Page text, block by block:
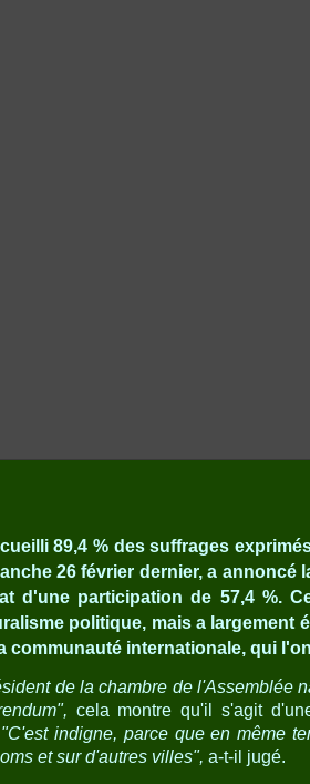
89,4 % des suffrages
26 février dernier, a annoncé
d'une participation de 57,4 %.
politique, mais a largement
communauté internationale, qui
de la chambre de l'Assemblée
cela montre qu'il s'agit
"C'est indigne, parce que en même
et sur d'autres villes", a-t-il jugé.